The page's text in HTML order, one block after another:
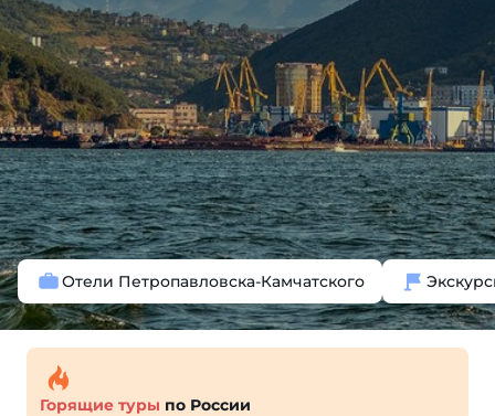
Отели Петропавловска-Камчатского
Горящие туры по России